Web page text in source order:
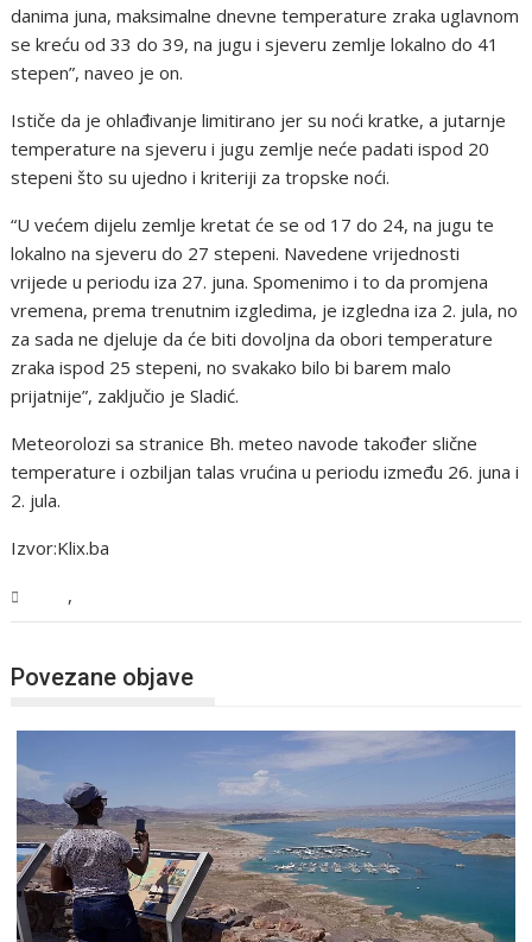
danima juna, maksimalne dnevne temperature zraka uglavnom
se kreću od 33 do 39, na jugu i sjeveru zemlje lokalno do 41
stepen”, naveo je on.
Ističe da je ohlađivanje limitirano jer su noći kratke, a jutarnje
temperature na sjeveru i jugu zemlje neće padati ispod 20
stepeni što su ujedno i kriteriji za tropske noći.
“U većem dijelu zemlje kretat će se od 17 do 24, na jugu te
lokalno na sjeveru do 27 stepeni. Navedene vrijednosti
vrijede u periodu iza 27. juna. Spomenimo i to da promjena
vremena, prema trenutnim izgledima, je izgledna iza 2. jula, no
za sada ne djeluje da će biti dovoljna da obori temperature
zraka ispod 25 stepeni, no svakako bilo bi barem malo
prijatnije”, zaključio je Sladić.
Meteorolozi sa stranice Bh. meteo navode također slične
temperature i ozbiljan talas vrućina u periodu između 26. juna i
2. jula.
Izvor:Klix.ba
,
Povezane objave